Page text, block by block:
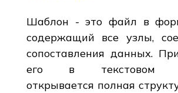
Шаблон - это файл в
содержащий все узлы,
сопоставления данных.
его в текстовом
открывается полная